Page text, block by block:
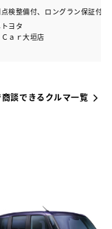
検整備付、ロングラン保証付
ヨタ
Ｃａｒ大垣店
談できるクルマ一覧